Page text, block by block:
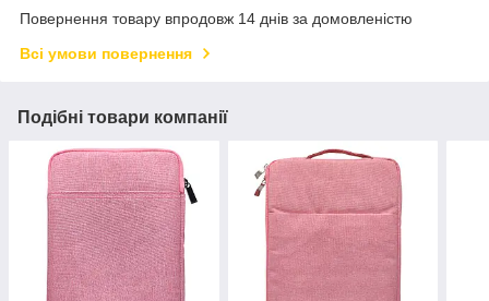
Повернення товару впродовж 14 днів за домовленістю
Всі умови повернення
Подібні товари компанії